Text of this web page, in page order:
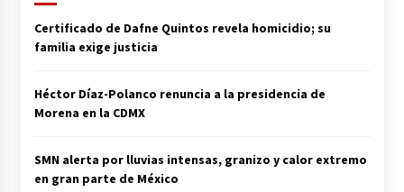
Certificado de Dafne Quintos revela homicidio; su
familia exige justicia
Héctor Díaz-Polanco renuncia a la presidencia de
Morena en la CDMX
SMN alerta por lluvias intensas, granizo y calor extremo
en gran parte de México